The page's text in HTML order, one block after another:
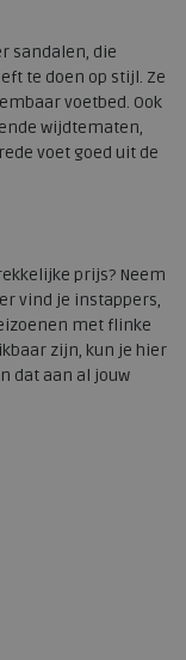
sandalen, die
te doen op stijl. Ze
voetbed. Ook
wijdtematen,
voet goed uit de
prijs? Neem
vind je instappers,
met flinke
zijn, kun je hier
dat aan al jouw